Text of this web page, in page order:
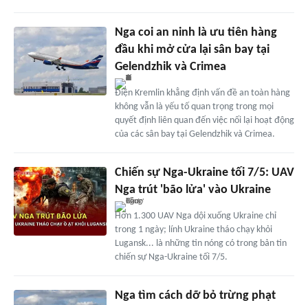
Nga coi an ninh là ưu tiên hàng
đầu khi mở cửa lại sân bay tại
Gelendzhik và Crimea
Điện Kremlin khẳng định vấn đề an toàn hàng
không vẫn là yếu tố quan trọng trong mọi
quyết định liên quan đến việc nối lại hoạt động
của các sân bay tại Gelendzhik và Crimea.
Chiến sự Nga-Ukraine tối 7/5: UAV
Nga trút 'bão lửa' vào Ukraine
Hơn 1.300 UAV Nga dội xuống Ukraine chỉ
trong 1 ngày; lính Ukraine tháo chạy khỏi
Lugansk... là những tin nóng có trong bản tin
chiến sự Nga-Ukraine tối 7/5.
Nga tìm cách dỡ bỏ trừng phạt